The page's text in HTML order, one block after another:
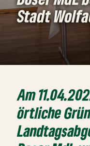
Stadt
Am
örtliche